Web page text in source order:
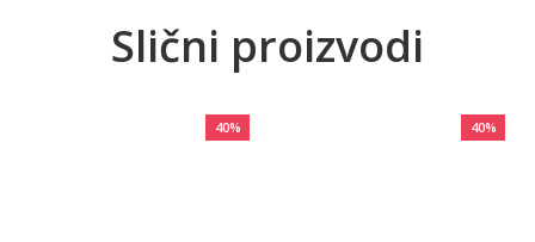
Slični proizvodi
40% 40%